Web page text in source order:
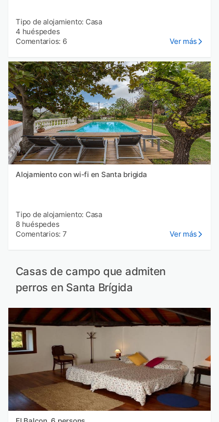
Tipo de alojamiento: Casa
4 huéspedes
Comentarios: 6
Ver más
Alojamiento con wi-fi en Santa brigida
Tipo de alojamiento: Casa
8 huéspedes
Comentarios: 7
Ver más
Casas de campo que admiten
perros en Santa Brígida